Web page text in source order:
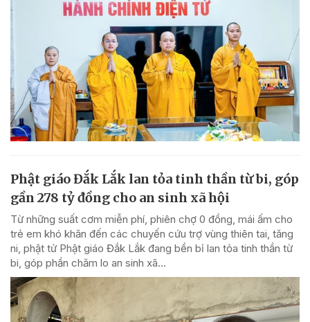
Phật giáo Đắk Lắk lan tỏa tinh thần từ bi, góp
gần 278 tỷ đồng cho an sinh xã hội
Từ những suất cơm miễn phí, phiên chợ 0 đồng, mái ấm cho
trẻ em khó khăn đến các chuyến cứu trợ vùng thiên tai, tăng
ni, phật tử Phật giáo Đắk Lắk đang bền bỉ lan tỏa tinh thần từ
bi, góp phần chăm lo an sinh xã...